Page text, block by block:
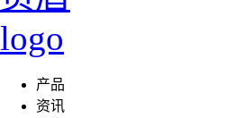
产品
资讯